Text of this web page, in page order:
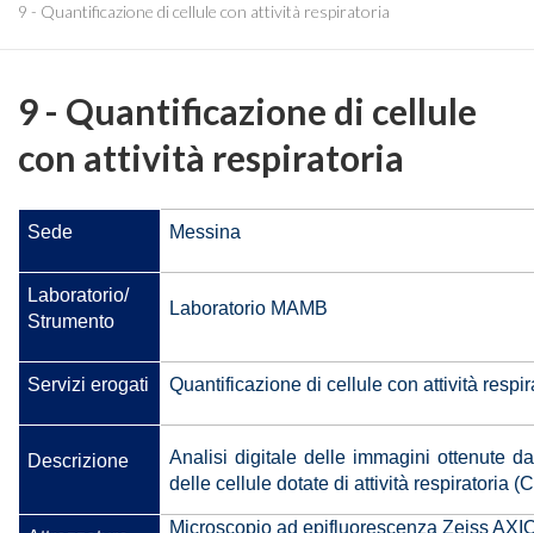
9 - Quantificazione di cellule con attività respiratoria
9 - Quantificazione di cellule
con attività respiratoria
Sede Messina
Laboratorio/
Strumento
Laboratorio MAMB
Servizi erogati Quantificazione di cellule con attività
Descrizione
Analisi digitale delle immagini ottenute
delle cellule dotate di attività respiratoria
Microscopio ad epifluorescenza Zeiss